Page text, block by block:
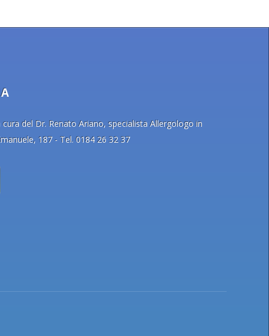
del Dr. Renato Ariano, specialista Allergologo in
187 - Tel. 0184 26 32 37